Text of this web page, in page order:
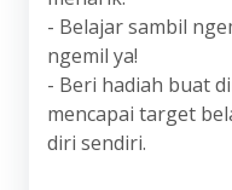
- Belajar sambil
ngemil ya!
- Beri hadiah buat
mencapai target
diri sendiri.